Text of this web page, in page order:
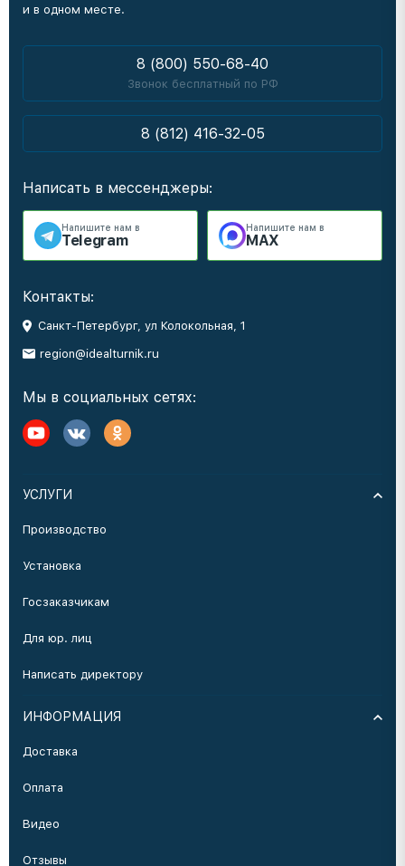
и в одном месте.
8 (800) 550-68-40
Звонок бесплатный по РФ
8 (812) 416-32-05
Написать в мессенджеры:
Напишите нам в
Telegram
Напишите нам в
MAX
Контакты:
Санкт-Петербург, ул Колокольная, 1
region@idealturnik.ru
Мы в социальных сетях:
УСЛУГИ
Производство
Установка
Госзаказчикам
Для юр. лиц
Написать директору
ИНФОРМАЦИЯ
Доставка
Оплата
Видео
Отзывы